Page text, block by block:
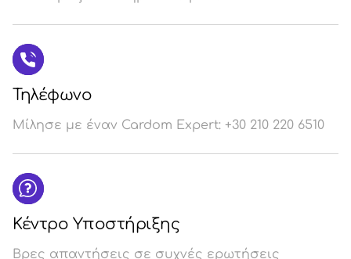
Τηλέφωνο
Μίλησε με έναν Cardom Expert: +30 210 220 6510
Κέντρο Υποστήριξης
Βρες απαντήσεις σε συχνές ερωτήσεις